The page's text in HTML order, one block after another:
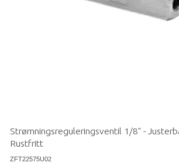
Strømningsreguleringsventil 1/8" -
Rustfritt
ZFT22575U02